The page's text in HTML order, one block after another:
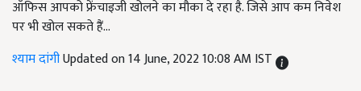
ऑफिस आपको फ्रेंचाइजी खोलने का मौका दे रहा है. जिसे आप कम निवेश
पर भी खोल सकते हैं...
श्याम दांगीUpdated on 14 June, 2022 10:08 AM IST